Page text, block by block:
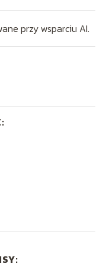
przy wsparciu AI.